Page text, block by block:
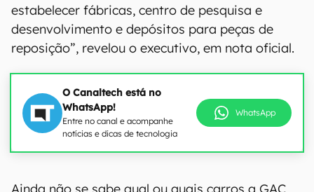
estabelecer fábricas, centro de pesquisa e
desenvolvimento e depósitos para peças de
reposição”, revelou o executivo, em nota oficial.
O Canaltech está no
WhatsApp!
Entre no canal e acompanhe
notícias e dicas de tecnologia
WhatsApp